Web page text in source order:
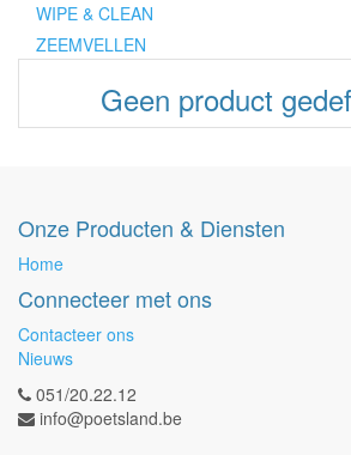
WIPE & CLEAN
ZEEMVELLEN
Geen product
Onze Producten & Diensten
Home
Connecteer met ons
Contacteer ons
Nieuws
051/20.22.12
info@poetsland.be